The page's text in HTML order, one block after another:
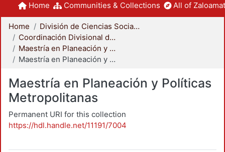
Home Communities & Collections All of
Home
División de Ciencias Sociales y Humanidades
Coordinación Divisional de Posgrado
Maestría en Planeación y Políticas Metropolitanas
Maestría en Planeación y Políticas Metropolitanas
Maestría en Planeación y Políticas
Metropolitanas
Permanent URI for this collection
https://hdl.handle.net/11191/7004